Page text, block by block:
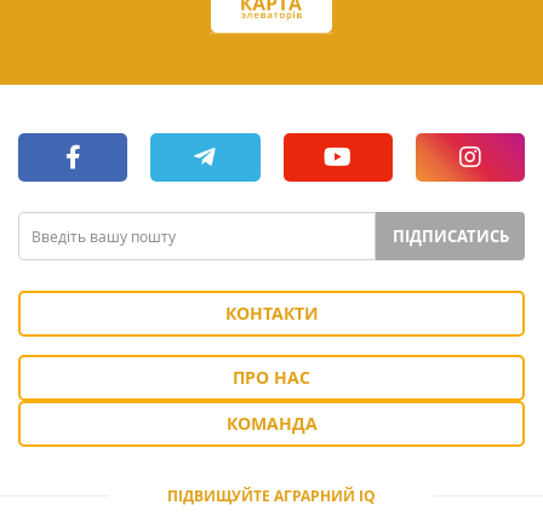
ПІДПИСАТИСЬ
КОНТАКТИ
ПРО НАС
КОМАНДА
ПІДВИЩУЙТЕ АГРАРНИЙ IQ